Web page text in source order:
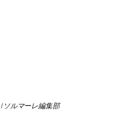
ソルマーレ編集部